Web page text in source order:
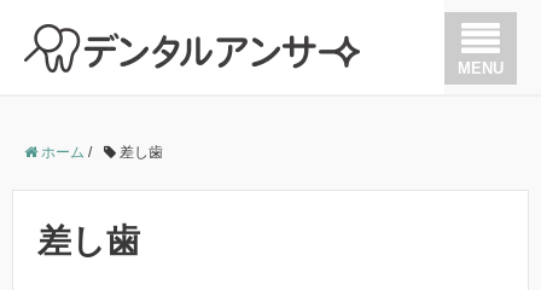
MENU
ホーム / 差し歯
差し歯